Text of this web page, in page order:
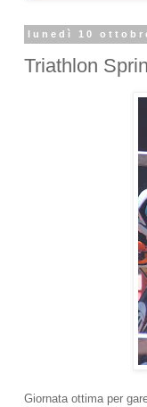
lunedì 10
Triathlon
Giornata ottima per